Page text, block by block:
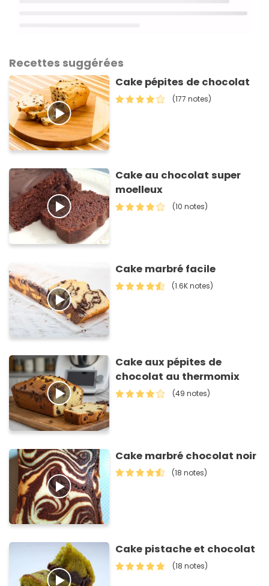
Recettes suggérées
Cake pépites de chocolat
(177 notes)
Cake au chocolat super
moelleux
(10 notes)
Cake marbré facile
(1.6K notes)
Cake aux pépites de
chocolat au thermomix
(49 notes)
Cake marbré chocolat noir
(18 notes)
Cake pistache et chocolat
(18 notes)